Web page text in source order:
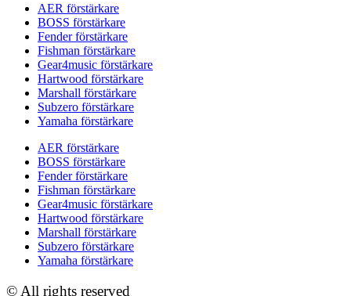
AER förstärkare
BOSS förstärkare
Fender förstärkare
Fishman förstärkare
Gear4music förstärkare
Hartwood förstärkare
Marshall förstärkare
Subzero förstärkare
Yamaha förstärkare
AER förstärkare
BOSS förstärkare
Fender förstärkare
Fishman förstärkare
Gear4music förstärkare
Hartwood förstärkare
Marshall förstärkare
Subzero förstärkare
Yamaha förstärkare
© All rights reserved